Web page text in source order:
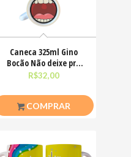
Caneca 325ml Gino
Bocão Não deixe pra
amanhã o foda-se que
R$32,00
COMPRAR